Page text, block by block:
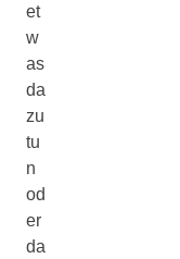
et
w
as
da
zu
tu
n
od
er
da